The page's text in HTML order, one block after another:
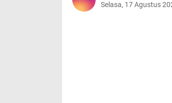
Selasa, 17 Agustus